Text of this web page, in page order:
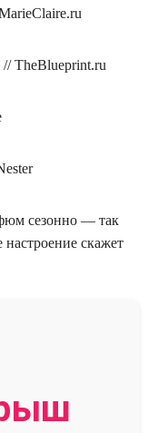
TheBlueprint.ru
сезонно — так
скажет